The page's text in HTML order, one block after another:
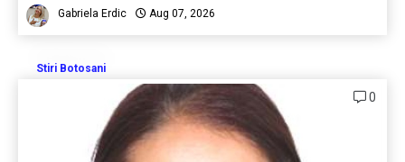
Gabriela Erdic Aug 07, 2026
Stiri Botosani
0